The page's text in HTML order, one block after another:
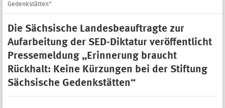
Gedenkstätten“
Die Sächsische Landesbeauftragte zur
Aufarbeitung der SED-Diktatur veröffentlicht
Pressemeldung „Erinnerung braucht
Rückhalt: Keine Kürzungen bei der Stiftung
Sächsische Gedenkstätten“